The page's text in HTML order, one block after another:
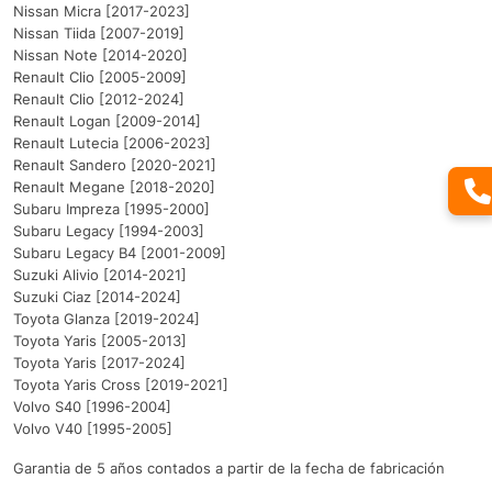
Nissan Micra [2017-2023]
Nissan Tiida [2007-2019]
Nissan Note [2014-2020]
Renault Clio [2005-2009]
Renault Clio [2012-2024]
Renault Logan [2009-2014]
Renault Lutecia [2006-2023]
Renault Sandero [2020-2021]
Renault Megane [2018-2020]
Subaru Impreza [1995-2000]
Subaru Legacy [1994-2003]
Subaru Legacy B4 [2001-2009]
Suzuki Alivio [2014-2021]
Suzuki Ciaz [2014-2024]
Toyota Glanza [2019-2024]
Toyota Yaris [2005-2013]
Toyota Yaris [2017-2024]
Toyota Yaris Cross [2019-2021]
Volvo S40 [1996-2004]
Volvo V40 [1995-2005]
Garantia de 5 años contados a partir de la fecha de fabricación